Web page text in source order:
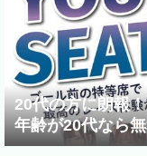
20代の方に朗報
年齢が20代なら